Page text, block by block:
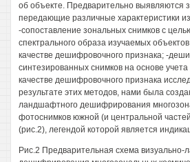
об объекте. Предварительно выявляются
передающие различные характеристики
-сопоставление зональных снимков с
спектрального образа изучаемых
качестве дешифровочного признака; -
синтезированных снимков на основе
качестве дешифровочного признака
результате этих методов, нами была
ландшафтного дешифрирования
фотоснимков южной (и центральной
(рис.2), легендой которой является
Рис.2 Предварительная схема визуально-